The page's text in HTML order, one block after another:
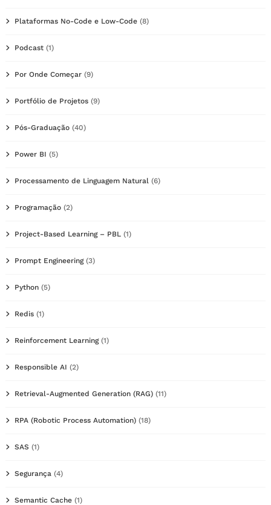
Plataformas No-Code e Low-Code (8)
Podcast (1)
Por Onde Começar (9)
Portfólio de Projetos (9)
Pós-Graduação (40)
Power BI (5)
Processamento de Linguagem Natural (6)
Programação (2)
Project-Based Learning – PBL (1)
Prompt Engineering(3)
Python (5)
Redis (1)
Reinforcement Learning(1)
Responsible AI (2)
Retrieval-Augmented Generation (RAG) (11)
RPA (Robotic Process Automation) (18)
SAS (1)
Segurança (4)
Semantic Cache (1)